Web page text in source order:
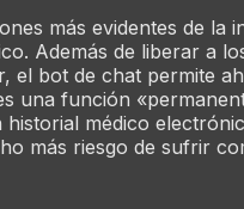
más evidentes de la
Además de liberar a
el bot de chat permite
una función
médico
más riesgo de sufrir